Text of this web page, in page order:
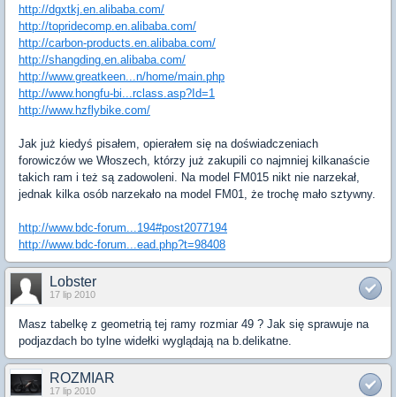
http://dgxtkj.en.alibaba.com/
http://topridecomp.en.alibaba.com/
http://carbon-products.en.alibaba.com/
http://shangding.en.alibaba.com/
http://www.greatkeen...n/home/main.php
http://www.hongfu-bi...rclass.asp?Id=1
http://www.hzflybike.com/
Jak już kiedyś pisałem, opierałem się na doświadczeniach
forowiczów we Włoszech, którzy już zakupili co najmniej kilkanaście
takich ram i też są zadowoleni. Na model FM015 nikt nie narzekał,
jednak kilka osób narzekało na model FM01, że trochę mało sztywny.
http://www.bdc-forum...194#post2077194
http://www.bdc-forum...ead.php?t=98408
Lobster
17 lip 2010
Masz tabelkę z geometrią tej ramy rozmiar 49 ? Jak się sprawuje na
podjazdach bo tylne widełki wyglądają na b.delikatne.
ROZMIAR
17 lip 2010